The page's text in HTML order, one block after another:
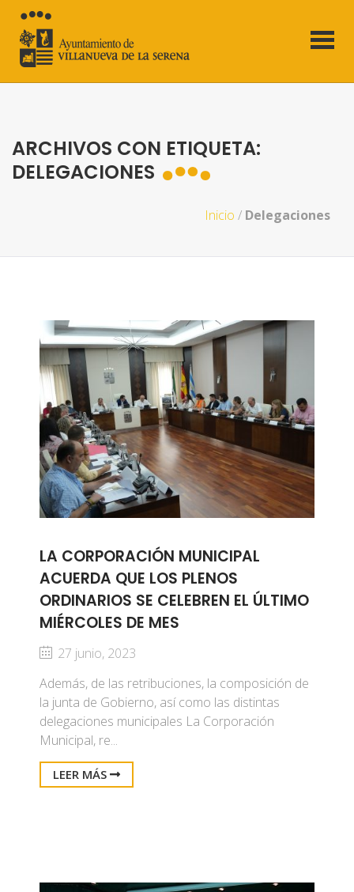
ARCHIVOS CON ETIQUETA:
DELEGACIONES
Inicio / Delegaciones
LA CORPORACIÓN MUNICIPAL
ACUERDA QUE LOS PLENOS
ORDINARIOS SE CELEBREN EL ÚLTIMO
MIÉRCOLES DE MES
27 junio, 2023
Además, de las retribuciones, la composición de
la junta de Gobierno, así como las distintas
delegaciones municipales La Corporación
Municipal, re...
LEER MÁS